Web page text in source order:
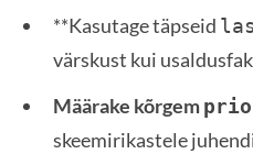
**Kasutage täpseid
värskust kui
Määrake kõrgem
skeemirikastele